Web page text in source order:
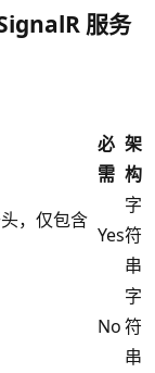
服务
必
需
架
构
，仅包含
Yes
字
符
串
No
字
符
串